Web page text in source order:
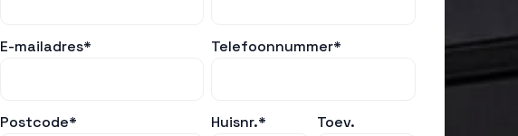
E-mailadres* Telefoonnummer*
Postcode* Huisnr.* Toev.